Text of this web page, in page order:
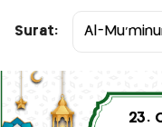
Surat: Al-
23.